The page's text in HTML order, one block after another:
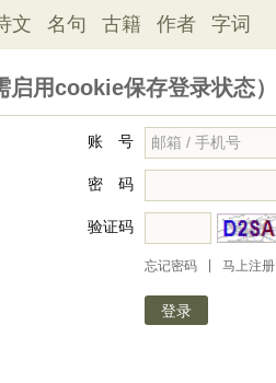
文 名句 古籍 作者 字词
用cookie保存登录状态）
账 号
密 码
验证码
忘记密码 马上注册